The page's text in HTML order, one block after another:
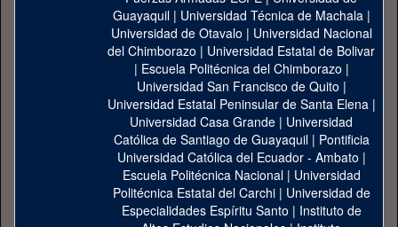
Guayaquil| Universidad Técnica de Machala|
Universidad de Otavalo | Universidad Nacional
del Chimborazo | Universidad Estatal de Bolivar
| Escuela Politécnica del Chimborazo |
Universidad San Francisco de Quito |
Universidad Estatal Peninsular de Santa Elena|
Universidad Casa Grande | Universidad
Católica de Santiago de Guayaquil| Pontificia
Universidad Católica del Ecuador - Ambato |
Escuela Politécnica Nacional| Universidad
Politécnica Estatal del Carchi| Universidad de
Especialidades Espíritu Santo | Instituto de